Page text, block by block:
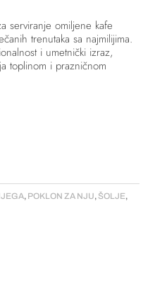
serviranje omiljene kafe
trenutaka sa najmilijima.
i umetnički izraz,
toplinom i prazničnom
, POKLON ZA NJU, ŠOLJE,